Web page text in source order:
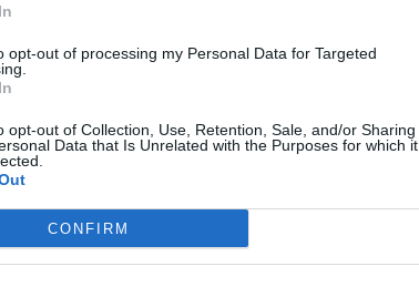
opt-out of processing my Personal Data for Targeted
opt-out of Collection, Use, Retention, Sale, and/or Sharing
Data that Is Unrelated with the Purposes for which it
CONFIRM
diskusija: Rusija – Europos šeimos narė?
pradinukų
Žinios | Lietuvos diena